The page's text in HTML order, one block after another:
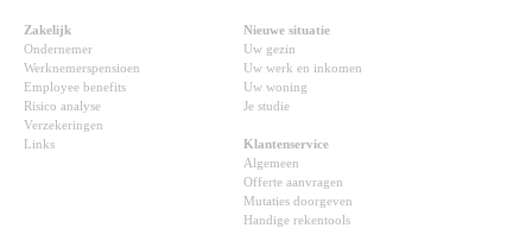
Zakelijk
Ondernemer
Werknemerspensioen
Employee benefits
Risico analyse
Verzekeringen
Links
Nieuwe situatie
Uw gezin
Uw werk en inkomen
Uw woning
Je studie
Klantenservice
Algemeen
Offerte aanvragen
Mutaties doorgeven
Handige rekentools